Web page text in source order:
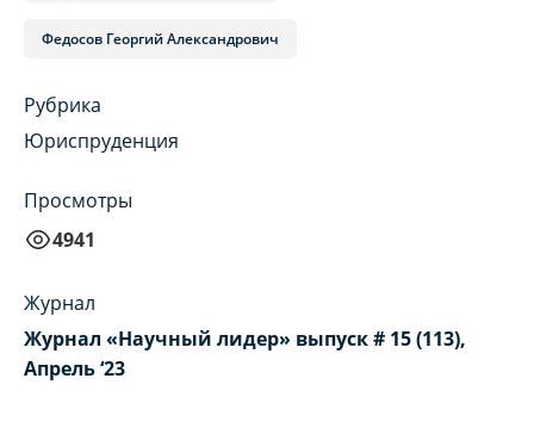
Федосов Георгий Александрович
Рубрика
Юриспруденция
Просмотры
4941
Журнал
Журнал «Научный лидер» выпуск # 15 (113),
Апрель ‘23